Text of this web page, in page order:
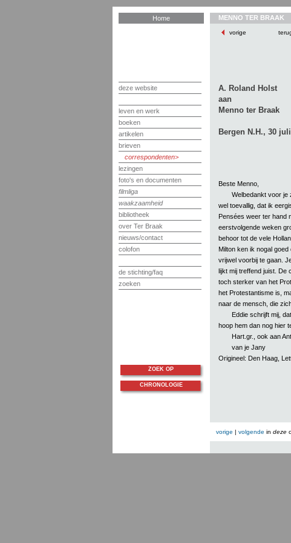
Home
deze website
leven en werk
boeken
artikelen
brieven
correspondenten
lezingen
foto's en documenten
filmliga
waakzaamheid
bibliotheek
over Ter Braak
nieuws/contact
colofon
de stichting/faq
zoeken
MENNO TER BRAAK
vorige
A. Roland Holst
aan
Menno ter Braak
Bergen N.H., 30
Beste Menno,
Welbedankt voor je
wel toevallig, dat ik
Pensées weer ter hand
eerstvolgende weken
behoor tot de vele
Milton ken ik nogal
vrijwel voorbij te gaan.
lijkt mij treffend juist. De
toch sterker van het
het Protestantisme is,
naar de mensch, die
Eddie schrijft mij,
hoop hem dan nog hier
Hart.gr., ook aan Ant
van je Jany
Origineel: Den Haag,
vorige | volgende in deze
ZOEK OP
CHRONOLOGIE